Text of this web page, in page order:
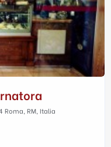
Roma, RM, Italia